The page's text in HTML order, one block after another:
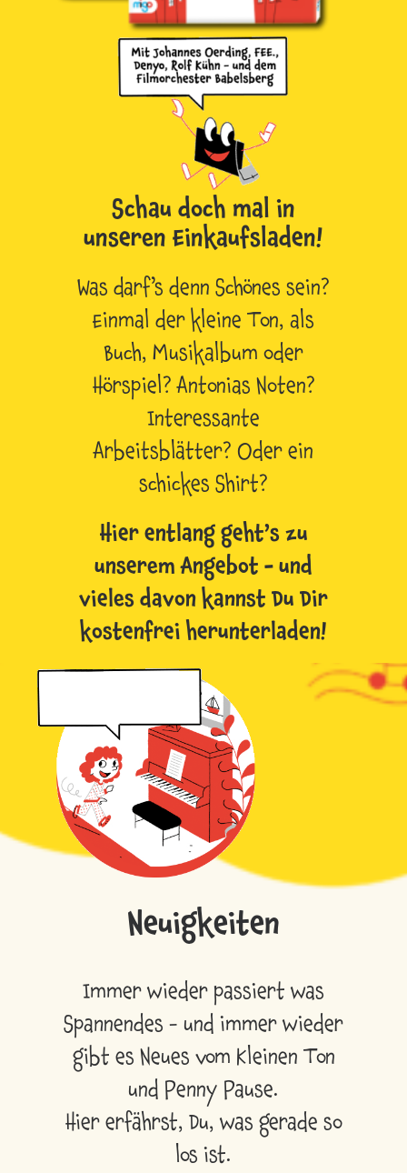
Schau doch mal in
unseren Einkaufsladen!
Was darf’s denn Schönes sein?
Einmal der kleine Ton, als
Buch, Musikalbum oder
Hörspiel? Antonias Noten?
Interessante
Arbeitsblätter? Oder ein
schickes Shirt?
Hier entlang geht’s zu
unserem Angebot - und
vieles davon kannst Du Dir
kostenfrei herunterladen!
Neuigkeiten
Immer wieder passiert was
Spannendes - und immer wieder
gibt es Neues vom Kleinen Ton
und Penny Pause.
Hier erfährst, Du, was gerade so
los ist.